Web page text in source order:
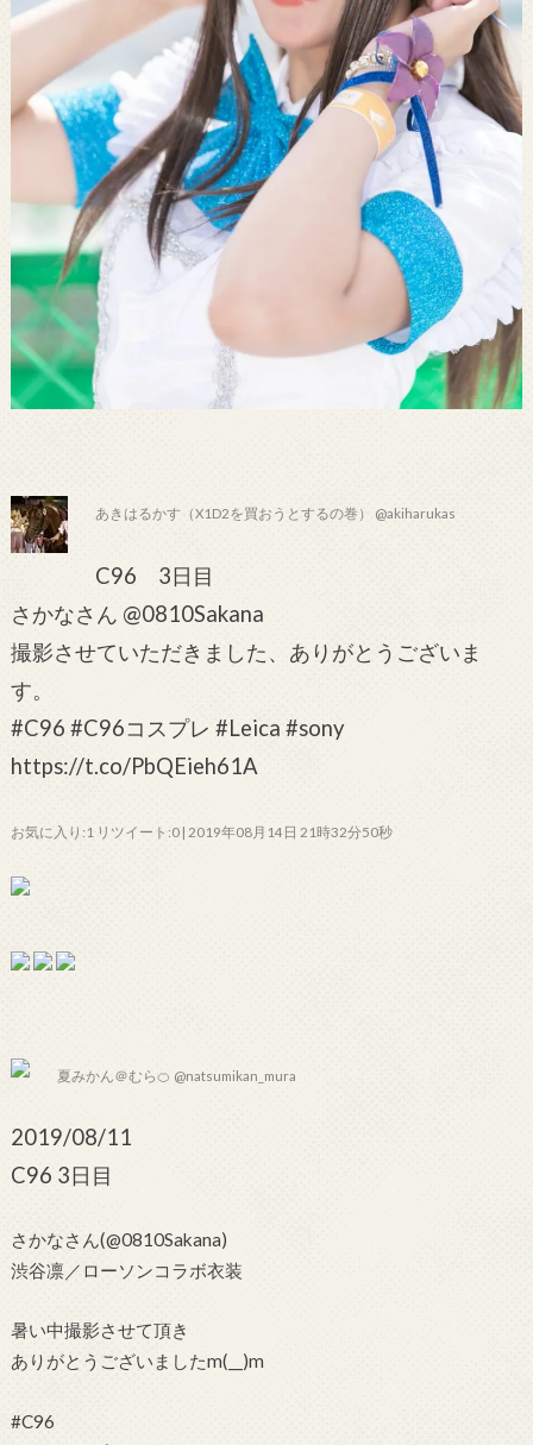
あきはるかす（X1D2を買おうとするの巻） @akiharukas
C96 3日目
さかなさん @0810Sakana
撮影させていただきました、ありがとうございま
す。
#C96 #C96コスプレ #Leica #sony
https://t.co/PbQEieh61A
お気に入り:1 リツイート:0 | 2019年08月14日 21時32分50秒
夏みかん＠むら🍊 @natsumikan_mura
2019/08/11
C96 3日目
さかなさん(@0810Sakana)
渋谷凛／ローソンコラボ衣装
暑い中撮影させて頂き
ありがとうございましたm(__)m
#C96